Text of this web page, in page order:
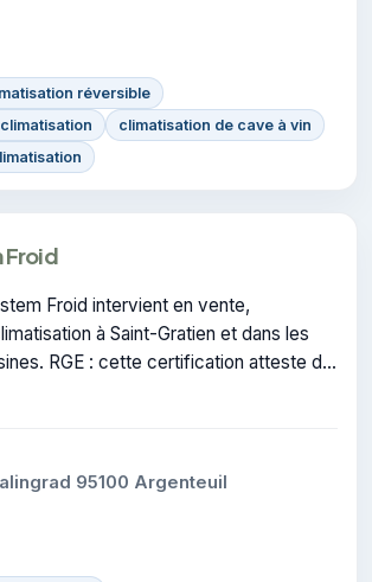
réversible
climatisation de cave à vin
Froid
Froid intervient en vente,
à Saint-Gratien et dans les
RGE : cette certification atteste du
95100 Argenteuil